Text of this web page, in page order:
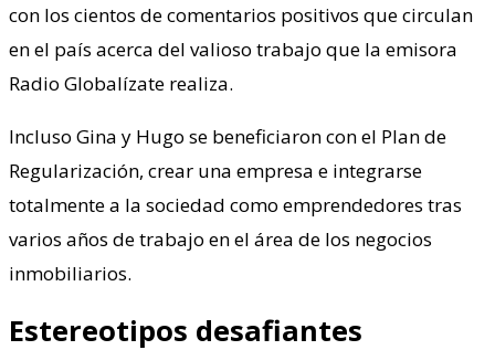
con los cientos de comentarios positivos que circulan
en el país acerca del valioso trabajo que la emisora
Radio Globalízate realiza.
Incluso Gina y Hugo se beneficiaron con el Plan de
Regularización, crear una empresa e integrarse
totalmente a la sociedad como emprendedores tras
varios años de trabajo en el área de los negocios
inmobiliarios.
Estereotipos desafiantes